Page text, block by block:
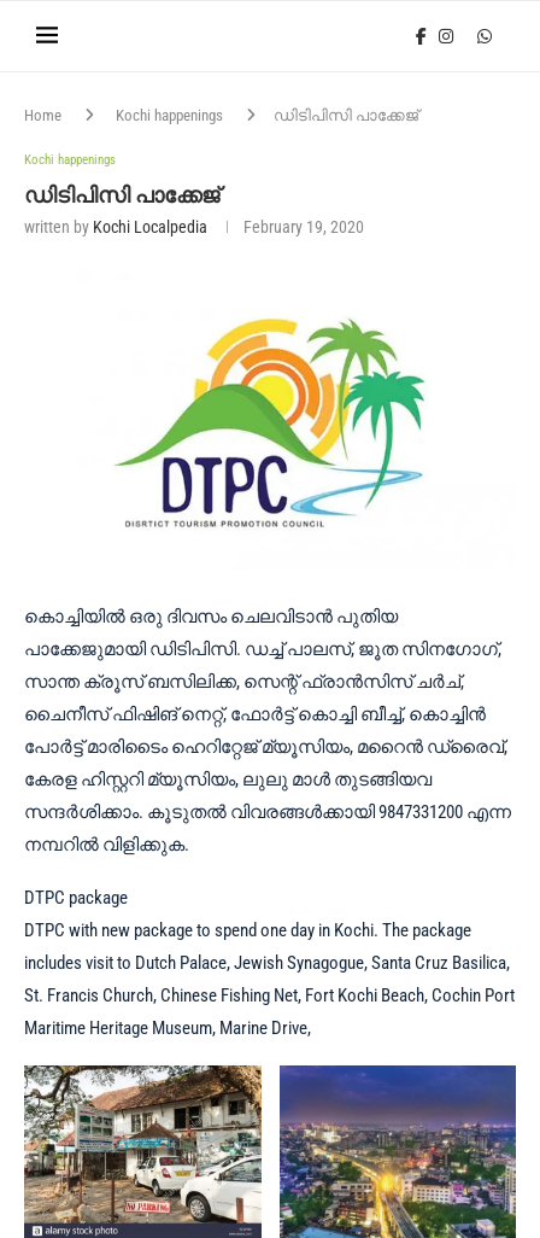
Home Kochi happenings ഡിടിപിസി പാക്കേജ്
Kochi happenings
ഡിടിപിസി പാക്കേജ്
written by Kochi Localpedia February 19, 2020
കൊച്ചിയിൽ ഒരു ദിവസം ചെലവിടാൻ പുതിയ
പാക്കേജുമായി ഡിടിപിസി. ഡച്ച് പാലസ്, ജൂത സിനഗോഗ്,
സാന്ത ക്രൂസ് ബസിലിക്ക, സെന്റ് ഫ്രാൻസിസ് ചർച്,
ചൈനീസ് ഫിഷിങ് നെറ്റ്‌, ഫോർട്ട് കൊച്ചി ബീച്ച്, കൊച്ചിൻ
പോർട്ട് മാരിടൈം ഹെറിറ്റേജ് മ്യൂസിയം, മറൈൻ ഡ്രൈവ്,
കേരള ഹിസ്റ്ററി മ്യൂസിയം, ലുലു മാൾ തുടങ്ങിയവ
സന്ദർശിക്കാം. കൂടുതൽ വിവരങ്ങൾക്കായി 9847331200 എന്ന
നമ്പറിൽ വിളിക്കുക.
DTPC package
DTPC with new package to spend one day in Kochi. The package
includes visit to Dutch Palace, Jewish Synagogue, Santa Cruz Basilica,
St. Francis Church, Chinese Fishing Net, Fort Kochi Beach, Cochin Port
Maritime Heritage Museum, Marine Drive,